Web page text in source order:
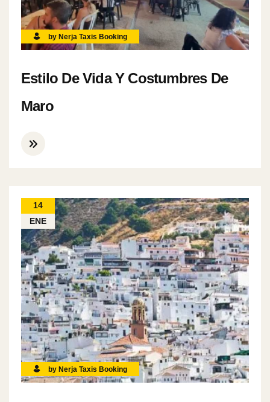
by Nerja Taxis Booking
Estilo De Vida Y Costumbres De
Maro
14
ENE
by Nerja Taxis Booking